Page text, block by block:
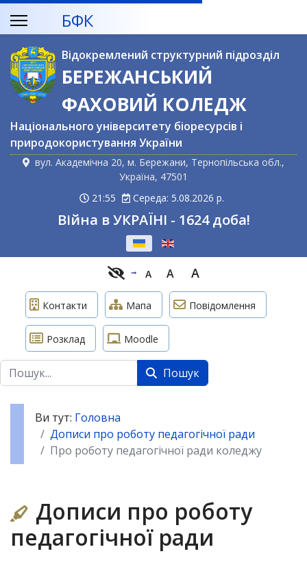
БФК
Відокремлений структурний підрозділ
БЕРЕЖАНСЬКИЙ
ФАХОВИЙ КОЛЕДЖ
Національного університету біоресурсів і
природокористування України
вул. Академічна 20, м. Бережани, Тернопільська обл.,
Україна, 47501
21:55
Середа: 5.08.2026 р.
Війна в УКРАЇНІ - 1624 доба!
A A A
Контакти Мапа Повідомлення
Розклад Moodle
Пошук Пошук
Ви тут: Головна
Дописи про роботу педагогічної ради
Про роботу педагогічної ради коледжу
Дописи про роботу
педагогічної ради